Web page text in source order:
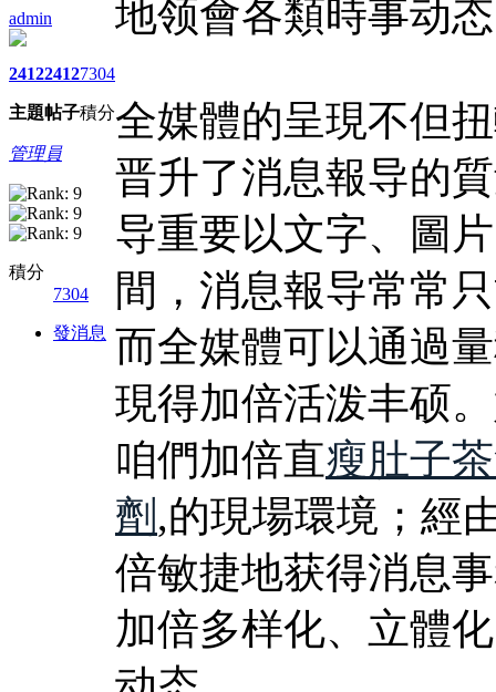
admin
2412
主題
2412
帖子
7304
積分
管理員
積分
7304
發消息
地领會各類時事动
全媒體的呈現不但
晋升了消息報导的
导重要以文字、圖
間，消息報导常常
而全媒體可以通過
現得加倍活泼丰硕
咱們加倍直瘦肚子
劑 ,的現場環境；經
倍敏捷地获得消息
加倍多样化、立體